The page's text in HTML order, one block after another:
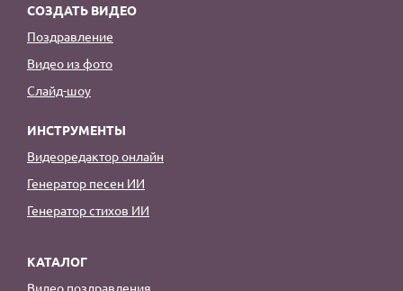
СОЗДАТЬ ВИДЕО
Поздравление
Видео из фото
Слайд-шоу
ИНСТРУМЕНТЫ
Видеоредактор онлайн
Генератор песен ИИ
Генератор стихов ИИ
КАТАЛОГ
Видео поздравления